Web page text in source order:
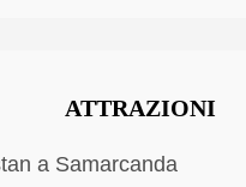
ATTRAZIONI
a Samarcanda